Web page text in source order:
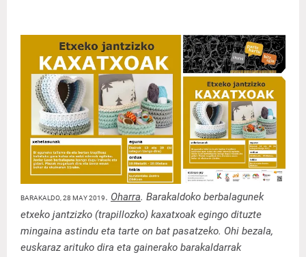
BARAKALDO, 28 MAY 2019. Oharra. Barakaldoko berbalagunek
etxeko jantzizko (trapillozko) kaxatxoak egingo dituzte
mingaina astindu eta tarte on bat pasatzeko. Ohi bezala,
euskaraz arituko dira eta gainerako barakaldarrak